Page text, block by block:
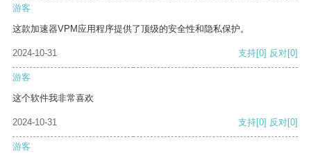
游客
这款加速器VPM应用程序提供了顶级的安全性和隐私保护。
2024-10-31 支持[0] 反对[0]
游客
这个软件我非常喜欢
2024-10-31 支持[0] 反对[0]
游客